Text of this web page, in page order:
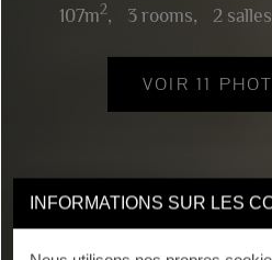
INFORMATIONS SUR LES
107m2, 3 rooms, 2
VOIR 11